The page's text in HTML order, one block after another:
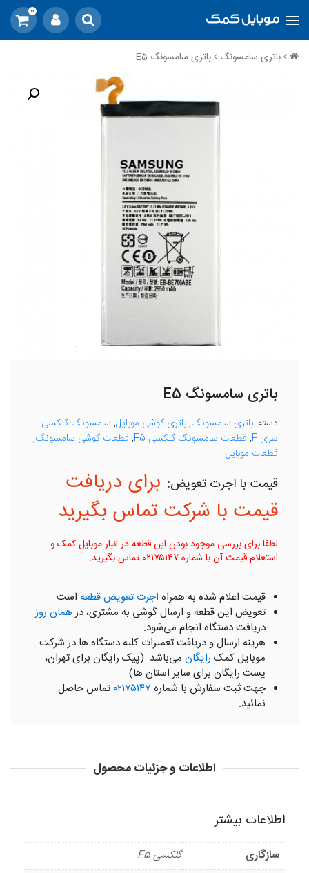
0
باتری سامسونگ باتری سامسونگ E5
باتری سامسونگ E5
دسته: باتری سامسونگ,باتری گوشی موبایل, سامسونگ گلکسی
سری E , قطعات سامسونگ گلکسی E5 , قطعات گوشی سامسونگ,
قطعات موبایل
برای دریافت
قیمت با شرکت تماس بگیرید
لطفا برای بررسی موجود بودن این قطعه در انبار موبایل کمک و
استعلام قیمت آن با شماره ۰۲۱۷۵۱۴۷ تماس بگیرید.
قیمت اعلام شده به همراه اجرت تعویض قطعه است.
تعویض این قطعه و ارسال گوشی به مشتری، درهمان روز
دریافت دستگاه انجام می‌شود.
هزینه ارسال و دریافت تعمیرات کلیه دستگاه ها در شرکت
موبایل کمک رایگان می‌باشد. (پیک رایگان برای تهران،
پست رایگان برای سایر استان ها)
جهت ثبت سفارش با شماره ۰۲۱۷۵۱۴۷ تماس حاصل
نمائید.
اطلاعات و جزئیات محصول
اطلاعات بیشتر
سازگاری
گلکسی E5